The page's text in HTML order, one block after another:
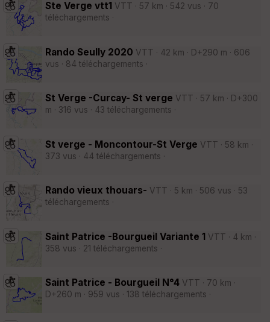
Ste Verge vtt1 VTT · 57 km · 542 vus · 70
téléchargements ·
Rando Seully 2020 VTT · 42 km · D+290 m · 606
vus · 84 téléchargements ·
St Verge -Curcay- St verge VTT · 57 km · D+300
m · 316 vus · 43 téléchargements ·
St verge - Moncontour-St Verge VTT · 58 km ·
373 vus · 44 téléchargements ·
Rando vieux thouars- VTT · 5 km · 506 vus · 53
téléchargements ·
Saint Patrice -Bourgueil Variante 1 VTT · 4 km ·
358 vus · 21 téléchargements ·
Saint Patrice - Bourgueil N°4 VTT · 70 km ·
D+260 m · 959 vus · 138 téléchargements ·